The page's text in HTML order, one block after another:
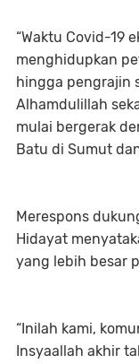
“Waktu Covid-19
menghidupkan
hingga pengrajin
Alhamdulillah
mulai bergerak
Batu di Sumut
Merespons
Hidayat
yang lebih besar
“Inilah kami,
Insyaallah akhir